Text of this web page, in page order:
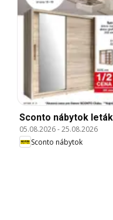
Sconto nábytok leták
05.08.2026-25.08.2026
Sconto nábytok